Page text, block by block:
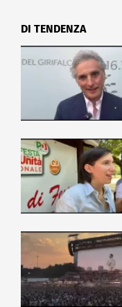
DI TENDENZA